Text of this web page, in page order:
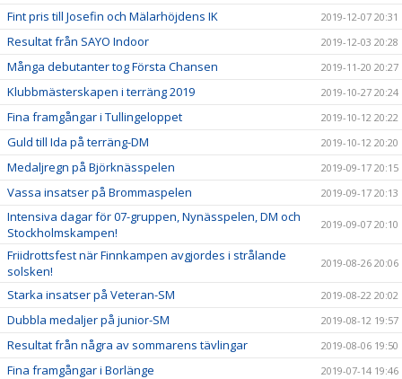
Fint pris till Josefin och Mälarhöjdens IK 2019-12-07 20:31
Resultat från SAYO Indoor 2019-12-03 20:28
Många debutanter tog Första Chansen 2019-11-20 20:27
Klubbmästerskapen i terräng 2019 2019-10-27 20:24
Fina framgångar i Tullingeloppet 2019-10-12 20:22
Guld till Ida på terräng-DM 2019-10-12 20:20
Medaljregn på Björknässpelen 2019-09-17 20:15
Vassa insatser på Brommaspelen 2019-09-17 20:13
Intensiva dagar för 07-gruppen, Nynässpelen, DM och
Stockholmskampen!
2019-09-07 20:10
Friidrottsfest när Finnkampen avgjordes i strålande
solsken!
2019-08-26 20:06
Starka insatser på Veteran-SM 2019-08-22 20:02
Dubbla medaljer på junior-SM 2019-08-12 19:57
Resultat från några av sommarens tävlingar 2019-08-06 19:50
Fina framgångar i Borlänge 2019-07-14 19:46